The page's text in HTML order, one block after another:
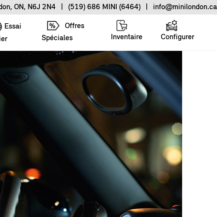
ON, N6J 2N4 (519) 686 MINI (6464) info@minilondon.ca
Essai
Offres
Spéciales
Inventaire Configurer